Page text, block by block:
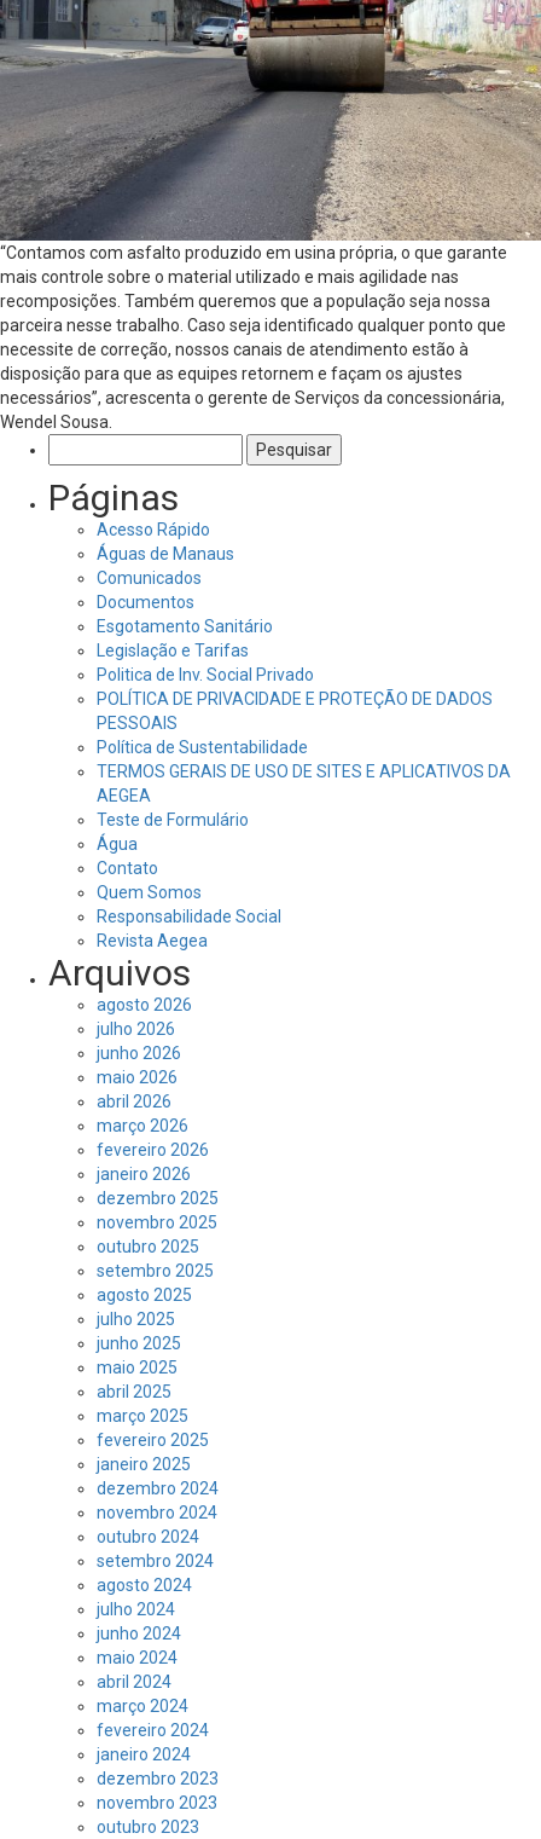
“Contamos com asfalto produzido em usina própria, o que garante
mais controle sobre o material utilizado e mais agilidade nas
recomposições. Também queremos que a população seja nossa
parceira nesse trabalho. Caso seja identificado qualquer ponto que
necessite de correção, nossos canais de atendimento estão à
disposição para que as equipes retornem e façam os ajustes
necessários”, acrescenta o gerente de Serviços da concessionária,
Wendel Sousa.
por:
Páginas
Acesso Rápido
Águas de Manaus
Comunicados
Documentos
Esgotamento Sanitário
Legislação e Tarifas
Politica de Inv. Social Privado
POLÍTICA DE PRIVACIDADE E PROTEÇÃO DE DADOS
PESSOAIS
Política de Sustentabilidade
TERMOS GERAIS DE USO DE SITES E APLICATIVOS DA
AEGEA
Teste de Formulário
Água
Contato
Quem Somos
Responsabilidade Social
Revista Aegea
Arquivos
agosto 2026
julho 2026
junho 2026
maio 2026
abril 2026
março 2026
fevereiro 2026
janeiro 2026
dezembro 2025
novembro 2025
outubro 2025
setembro 2025
agosto 2025
julho 2025
junho 2025
maio 2025
abril 2025
março 2025
fevereiro 2025
janeiro 2025
dezembro 2024
novembro 2024
outubro 2024
setembro 2024
agosto 2024
julho 2024
junho 2024
maio 2024
abril 2024
março 2024
fevereiro 2024
janeiro 2024
dezembro 2023
novembro 2023
outubro 2023